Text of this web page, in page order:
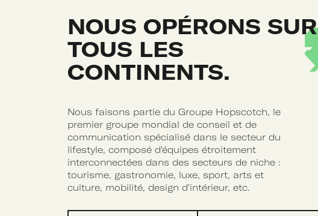
NOUS OPÉRONS SUR
TOUS LES
CONTINENTS.
Nous faisons partie du Groupe Hopscotch, le
premier groupe mondial de conseil et de
communication spécialisé dans le secteur du
lifestyle, composé d'équipes étroitement
interconnectées dans des secteurs de niche :
tourisme, gastronomie, luxe, sport, arts et
culture, mobilité, design d'intérieur, etc.